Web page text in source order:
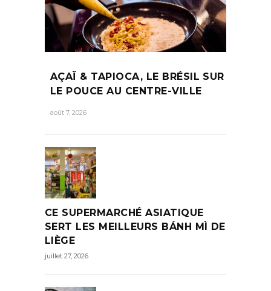
AÇAÏ & TAPIOCA, LE BRÉSIL SUR
LE POUCE AU CENTRE-VILLE
août 7, 2026
CE SUPERMARCHÉ ASIATIQUE
SERT LES MEILLEURS BÁNH MÌ DE
LIÈGE
juillet 27, 2026